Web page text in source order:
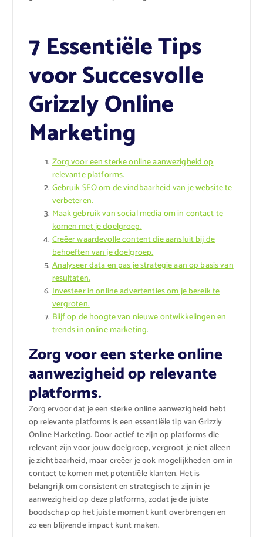
7 Essentiële Tips
voor Succesvolle
Grizzly Online
Marketing
Zorg voor een sterke online aanwezigheid op
relevante platforms.
Gebruik SEO om de vindbaarheid van je website te
verbeteren.
Maak gebruik van social media om in contact te
komen met je doelgroep.
Creëer waardevolle content die aansluit bij de
behoeften van je doelgroep.
Analyseer data en pas je strategie aan op basis van
resultaten.
Investeer in online advertenties om je bereik te
vergroten.
Blijf op de hoogte van nieuwe ontwikkelingen en
trends in online marketing.
Zorg voor een sterke online
aanwezigheid op relevante
platforms.
Zorg ervoor dat je een sterke online aanwezigheid hebt
op relevante platforms is een essentiële tip van Grizzly
Online Marketing. Door actief te zijn op platforms die
relevant zijn voor jouw doelgroep, vergroot je niet alleen
je zichtbaarheid, maar creëer je ook mogelijkheden om in
contact te komen met potentiële klanten. Het is
belangrijk om consistent en strategisch te zijn in je
aanwezigheid op deze platforms, zodat je de juiste
boodschap op het juiste moment kunt overbrengen en
zo een blijvende impact kunt maken.